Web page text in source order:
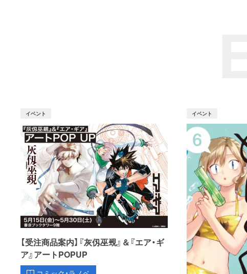
イベント
【受注商品案内】『灰仭巫覡』＆『エア・ギ
ア』アートPOPUP
イベント